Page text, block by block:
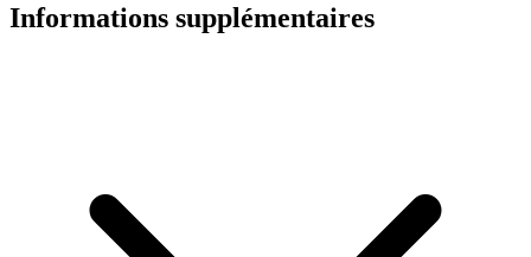
Informations supplémentaires